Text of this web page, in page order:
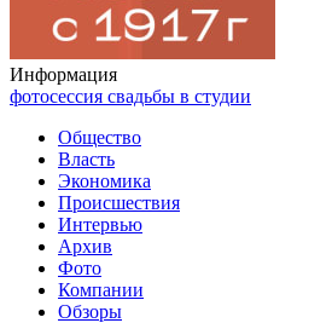
Информация
фотосессия свадьбы в студии
Общество
Власть
Экономика
Происшествия
Интервью
Архив
Фото
Компании
Обзоры